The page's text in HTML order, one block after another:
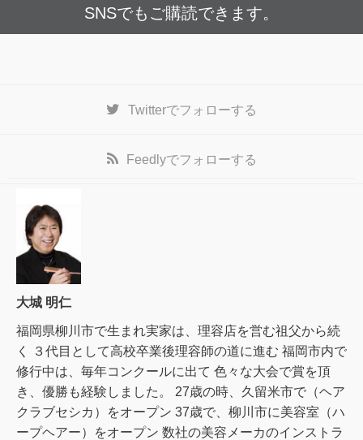
SNSでもご購読できます。
Twitterでフォローする
Feedlyでフォローする
大城 明仁
福岡県柳川市で生まれ実家は、理容店を営む祖父から続
く ３代目として高校卒業後理容師の道に進む 福岡市内で
修行中は、毎年コンクールに出て 色々な大会で賞を頂
き、優勝も経験しました。 27歳の時、久留米市で（ヘア
クラブセシカ）をオープン 37歳で、柳川市に美容室（ハ
ープヘアー）をオープン 数社の美容メーカのインストラ